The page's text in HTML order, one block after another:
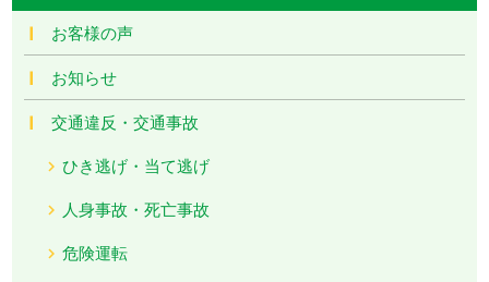
お客様の声
お知らせ
交通違反・交通事故
ひき逃げ・当て逃げ
人身事故・死亡事故
危険運転